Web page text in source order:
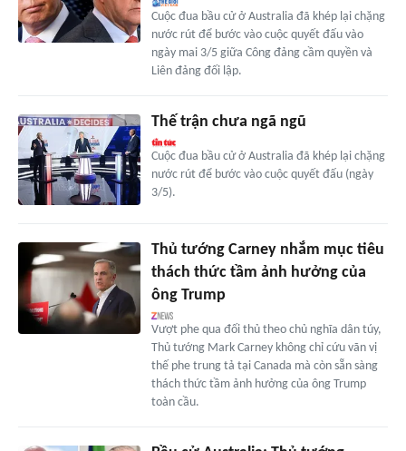
Cuộc đua bầu cử ở Australia đã khép lại chặng
nước rút để bước vào cuộc quyết đấu vào
ngày mai 3/5 giữa Công đảng cầm quyền và
Liên đảng đối lập.
Thế trận chưa ngã ngũ
Cuộc đua bầu cử ở Australia đã khép lại chặng
nước rút để bước vào cuộc quyết đấu (ngày
3/5).
Thủ tướng Carney nhắm mục tiêu
thách thức tầm ảnh hưởng của
ông Trump
Vượt phe qua đối thủ theo chủ nghĩa dân túy,
Thủ tướng Mark Carney không chỉ cứu vãn vị
thế phe trung tả tại Canada mà còn sẵn sàng
thách thức tầm ảnh hưởng của ông Trump
toàn cầu.